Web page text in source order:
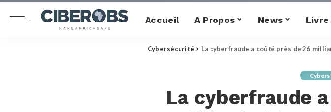
Accueil A Propos News Livre
Cybersécurité > La cyberfraude a coûté près de 26
La cyberfraude